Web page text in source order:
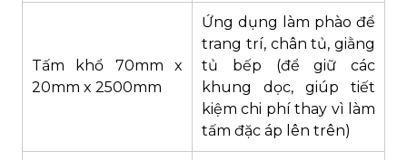
Tấm khổ 70mm x
20mm x 2500mm
Ứng dụng làm phào để
trang trí, chân tủ, giằng
tủ bếp (để giữ các
khung dọc, giúp tiết
kiệm chi phí thay vì làm
tấm đặc áp lên trên)